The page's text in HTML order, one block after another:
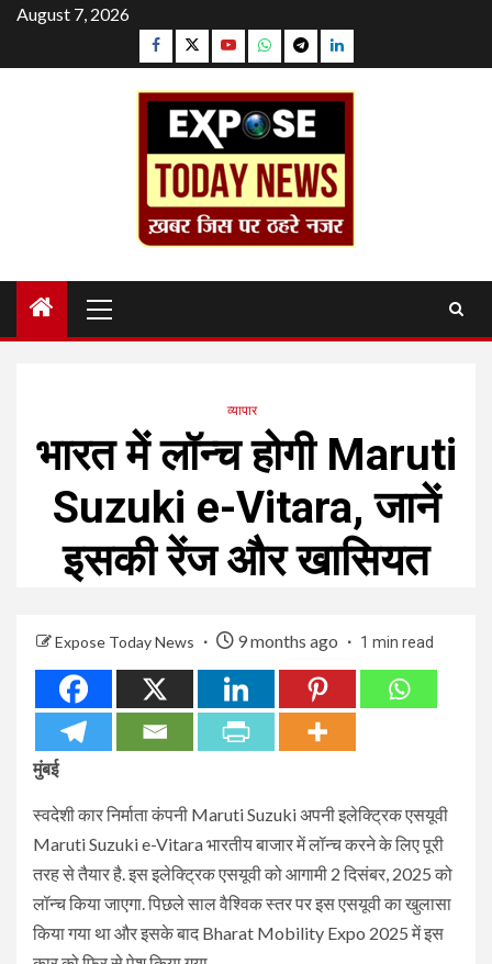
Skip
content
August 7, 2026
Facebook
TwitterYouTubeWhatsapp
TelegramLinkedin
Menu
व्यापार
भारत में लॉन्च होगी Maruti
Suzuki e-Vitara, जानें
इसकी रेंज और खासियत
Expose Today News 9 months ago 1 min read
मुंबई
स्वदेशी कार निर्माता कंपनी Maruti Suzuki अपनी इलेक्ट्रिक एसयूवी
Maruti Suzuki e-Vitara भारतीय बाजार में लॉन्च करने के लिए पूरी
तरह से तैयार है. इस इलेक्ट्रिक एसयूवी को आगामी 2 दिसंबर, 2025 को
लॉन्च किया जाएगा. पिछले साल वैश्विक स्तर पर इस एसयूवी का खुलासा
किया गया था और इसके बाद Bharat Mobility Expo 2025 में इस